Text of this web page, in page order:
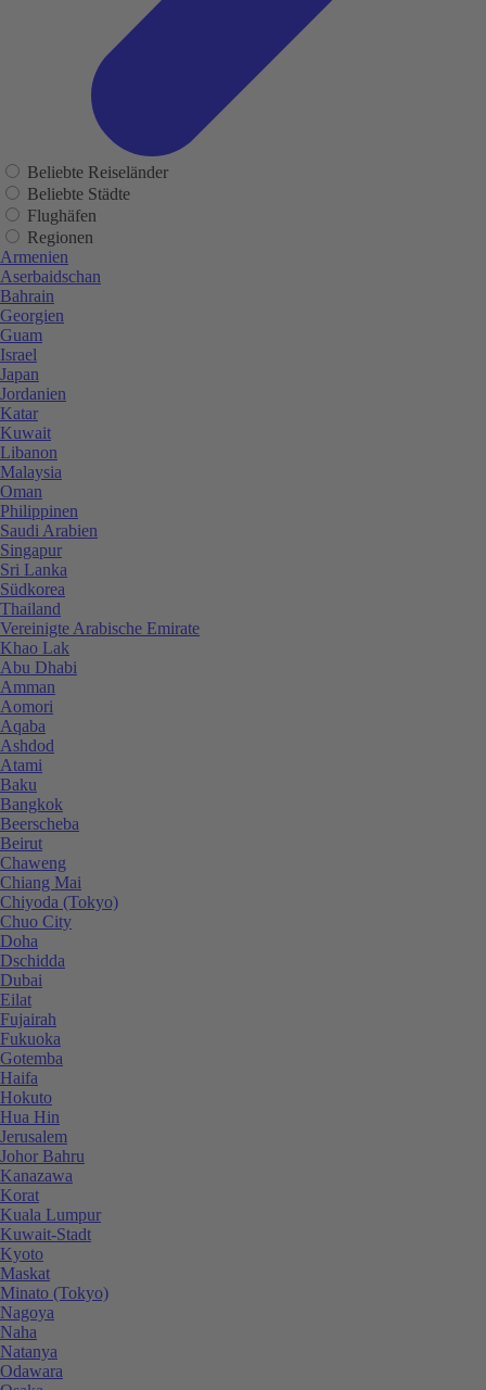
Beliebte Reiseländer
Beliebte Städte
Flughäfen
Regionen
Armenien
Aserbaidschan
Bahrain
Georgien
Guam
Israel
Japan
Jordanien
Katar
Kuwait
Libanon
Malaysia
Oman
Philippinen
Saudi Arabien
Singapur
Sri Lanka
Südkorea
Thailand
Vereinigte Arabische Emirate
Khao Lak
Abu Dhabi
Amman
Aomori
Aqaba
Ashdod
Atami
Baku
Bangkok
Beerscheba
Beirut
Chaweng
Chiang Mai
Chiyoda (Tokyo)
Chuo City
Doha
Dschidda
Dubai
Eilat
Fujairah
Fukuoka
Gotemba
Haifa
Hokuto
Hua Hin
Jerusalem
Johor Bahru
Kanazawa
Korat
Kuala Lumpur
Kuwait-Stadt
Kyoto
Maskat
Minato (Tokyo)
Nagoya
Naha
Natanya
Odawara